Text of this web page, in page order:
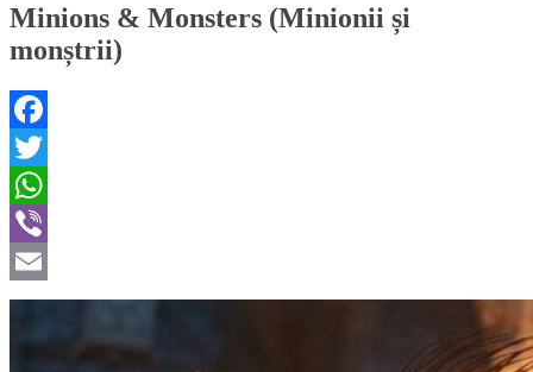
Minions & Monsters (Minionii și
monștrii)
Facebook
Twitter
WhatsApp
Viber
Email